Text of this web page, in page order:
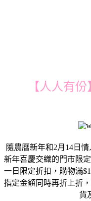
【人人有
隨農曆新年和2月14日
新年喜慶交織的門市限
一日限定折扣，購物滿
指定金額同時再折上折
貨